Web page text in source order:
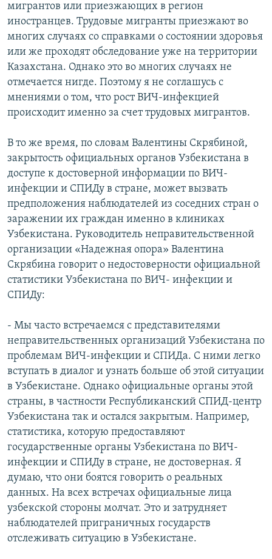
мигрантов или приезжающих в регион
иностранцев. Трудовые мигранты приезжают во
многих случаях со справками о состоянии здоровья
или же проходят обследование уже на территории
Казахстана. Однако это во многих случаях не
отмечается нигде. Поэтому я не соглашусь с
мнениями о том, что рост ВИЧ-инфекцией
происходит именно за счет трудовых мигрантов.
В то же время, по словам Валентины Скрябиной,
закрытость официальных органов Узбекистана в
доступе к достоверной информации по ВИЧ-
инфекции и СПИДу в стране, может вызвать
предположения наблюдателей из соседних стран о
заражении их граждан именно в клиниках
Узбекистана. Руководитель неправительственной
организации «Надежная опора» Валентина
Скрябина говорит о недостоверности официальной
статистики Узбекистана по ВИЧ- инфекции и
СПИДу:
- Мы часто встречаемся с представителями
неправительственных организаций Узбекистана по
проблемам ВИЧ-инфекции и СПИДа. С ними легко
вступать в диалог и узнать больше об этой ситуации
в Узбекистане. Однако официальные органы этой
страны, в частности Республиканский СПИД-центр
Узбекистана так и остался закрытым. Например,
статистика, которую предоставляют
государственные органы Узбекистана по ВИЧ-
инфекции и СПИДу в стране, не достоверная. Я
думаю, что они боятся говорить о реальных
данных. На всех встречах официальные лица
узбекской стороны молчат. Это и затрудняет
наблюдателей приграничных государств
отслеживать ситуацию в Узбекистане.